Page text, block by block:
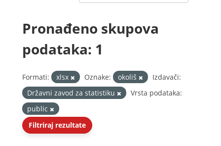
Pronađeno skupova
podataka: 1
Formati: xlsx Oznake: okoliš
Izdavači:
Državni zavod za statistiku
Vrsta podataka:
public
Filtriraj rezultate